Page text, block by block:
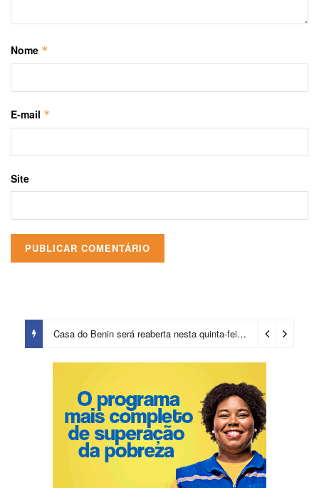
Nome *
E-mail *
Site
Casa do Benin será reaberta nesta quinta-feira (6) 47 minutos